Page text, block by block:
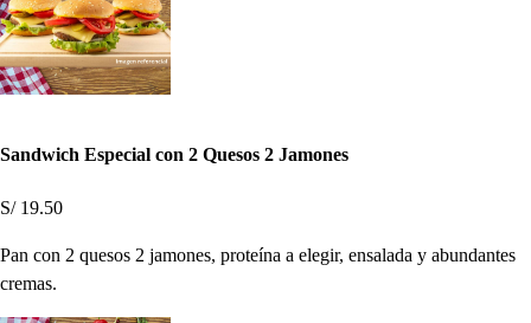
Sandwich Especial con 2 Quesos 2 Jamones
S/ 19.50
Pan con 2 quesos 2 jamones, proteína a elegir, ensalada y abundantes
cremas.